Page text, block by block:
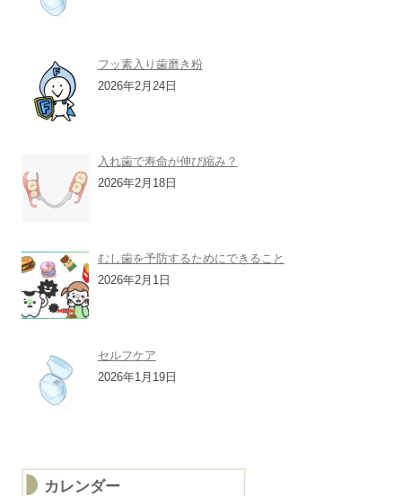
フッ素入り歯磨き粉
2026年2月24日
入れ歯で寿命が伸び縮み？
2026年2月18日
むし歯を予防するためにできること
2026年2月1日
セルフケア
2026年1月19日
カレンダー